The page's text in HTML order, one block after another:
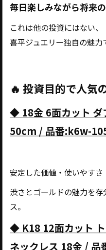
毎日楽しみながら将来
これは他の投資にはない、
喜平ジュエリー独自の魅力
🔥 投資目的で人気
◆ 18金 6面カット ダ
50cm / 品番:k6w-
安定した価値・使いやすさ
渋さとゴールドの魅力を
ス。
◆ K18 12面カット
ネックレス 18金 /